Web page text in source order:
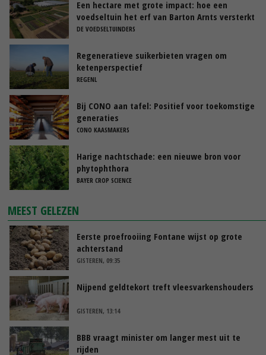
Een hectare met grote impact: hoe een
voedseltuin het erf van Barton Arnts versterkt
DE VOEDSELTUINDERS
Regeneratieve suikerbieten vragen om
ketenperspectief
REGENL
Bij CONO aan tafel: Positief voor toekomstige
generaties
CONO KAASMAKERS
Harige nachtschade: een nieuwe bron voor
phytophthora
BAYER CROP SCIENCE
MEEST GELEZEN
Eerste proefrooiing Fontane wijst op grote
achterstand
GISTEREN, 09:35
Nijpend geldtekort treft vleesvarkenshouders
GISTEREN, 13:14
BBB vraagt minister om langer mest uit te
rijden